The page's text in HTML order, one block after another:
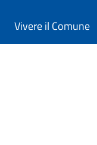
Vivere il Comune